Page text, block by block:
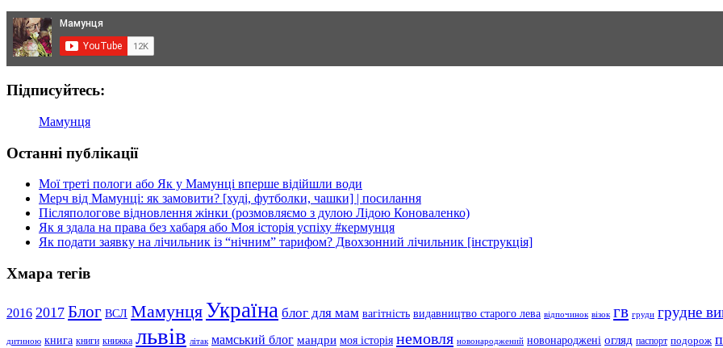
Підписуйтесь:
Мамунця
Останні публікації
Мої треті пологи або Як у Мамунці вперше відійшли води
Мерч від Мамунці: як замовити? [худі, футболки, чашки] | посилання
Післяпологове відновлення жінки (розмовляємо з дулою Лідою Коноваленко)
Як я здала на права без хабаря або Моя історія успіху #кермунця
Як подати заявку на лічильник із “нічним” тарифом? Двохзонний лічильник [інструкція]
Хмара тегів
2016 2017 Блог ВСЛ МамунцяУкраїна блог для мам вагітність видавництво старого лева відпочинок візок гв груди грудне
дитиною книга книги книжка львів літак мамський блог мандри моя історія немовля новонароджений новонароджені огляд паспорт подорож